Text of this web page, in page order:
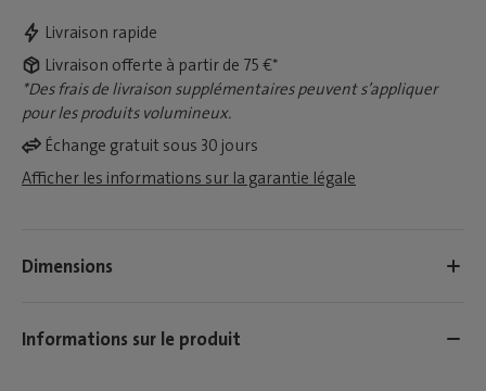
Livraison rapide
Livraison offerte à partir de 75 €*
*Des frais de livraison supplémentaires peuvent s’appliquer
pour les produits volumineux.
Échange gratuit sous 30 jours
Afficher les informations sur la garantie légale
Dimensions
Informations sur le produit